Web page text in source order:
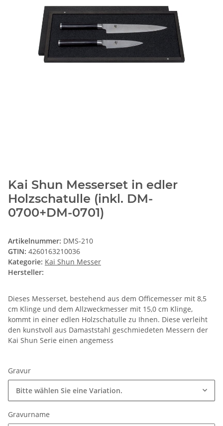
Kai Shun Messerset in edler
Holzschatulle (inkl. DM-
0700+DM-0701)
Artikelnummer: DMS-210
GTIN: 4260163210036
Kategorie: Kai Shun Messer
Hersteller:
Dieses Messerset, bestehend aus dem Officemesser mit 8,5
cm Klinge und dem Allzweckmesser mit 15,0 cm Klinge,
kommt in einer edlen Holzschatulle zu Ihnen. Diese verleiht
den kunstvoll aus Damaststahl geschmiedeten Messern der
Kai Shun Serie einen angemess
Gravur
Bitte wählen Sie eine Variation.
Gravurname